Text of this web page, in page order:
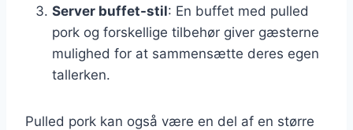
Server buffet-stil: En buffet med pulled
pork og forskellige tilbehør giver gæsterne
mulighed for at sammensætte deres egen
tallerken.
Pulled pork kan også være en del af en større